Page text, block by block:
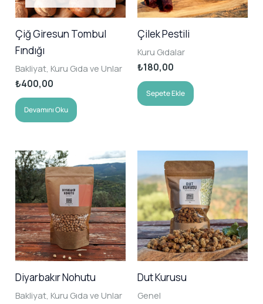
Çiğ Giresun Tombul
Fındığı
Bakliyat, Kuru Gıda ve Unlar
₺400,00
Devamını Oku
Çilek Pestili
Kuru Gıdalar
₺180,00
Sepete Ekle
Diyarbakır Nohutu
Bakliyat, Kuru Gıda ve Unlar
Dut Kurusu
Genel